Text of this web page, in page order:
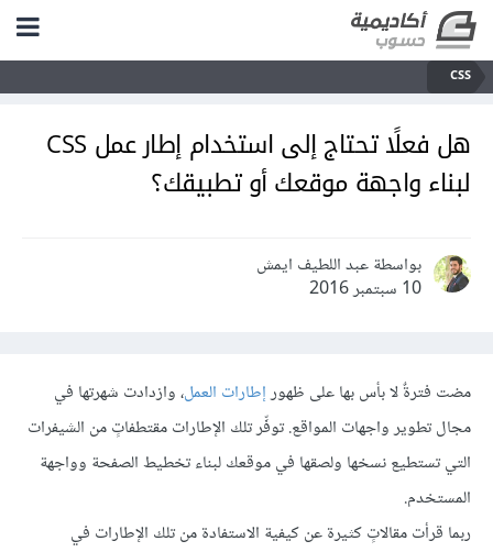
CSS
هل فعلًا تحتاج إلى استخدام إطار عمل CSS
لبناء واجهة موقعك أو تطبيقك؟
بواسطة عبد اللطيف ايمش
10 سبتمبر 2016
مضت فترةٌ لا بأس بها على ظهورإطارات العمل، وازدادت شهرتها في
مجال تطوير واجهات المواقع. توفِّر تلك الإطارات مقتطفاتٍ من الشيفرات
التي تستطيع نسخها ولصقها في موقعك لبناء تخطيط الصفحة وواجهة
المستخدم.
ربما قرأت مقالاتٍ كثيرة عن كيفية الاستفادة من تلك الإطارات في